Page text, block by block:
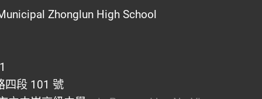
Zhonglun High School
四段 101 號